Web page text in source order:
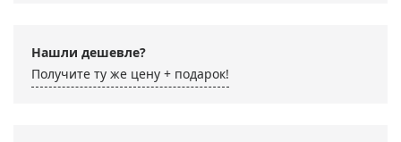
Нашли дешевле?
Получите ту же цену + подарок!